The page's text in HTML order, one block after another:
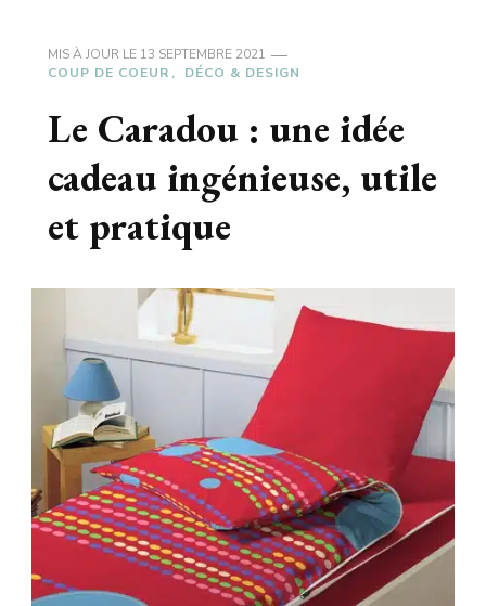
MIS À JOUR LE 13 SEPTEMBRE 2021
COUP DE COEUR
DÉCO & DESIGN
Le Caradou : une idée
cadeau ingénieuse, utile
et pratique